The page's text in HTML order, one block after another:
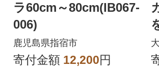
ラ60cm～80cm(IB067-
006)
鹿児島県指宿市
寄付金額 12,200円